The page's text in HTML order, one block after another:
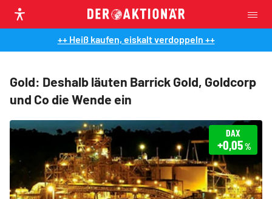
++ Heiß kaufen, eiskalt verdoppeln ++
Gold: Deshalb läuten Barrick Gold, Goldcorp
und Co die Wende ein
DAX
+0,05%